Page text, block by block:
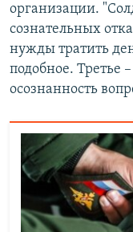
организации.
сознательных
нужды тратить
подобное. Третье
осознанность